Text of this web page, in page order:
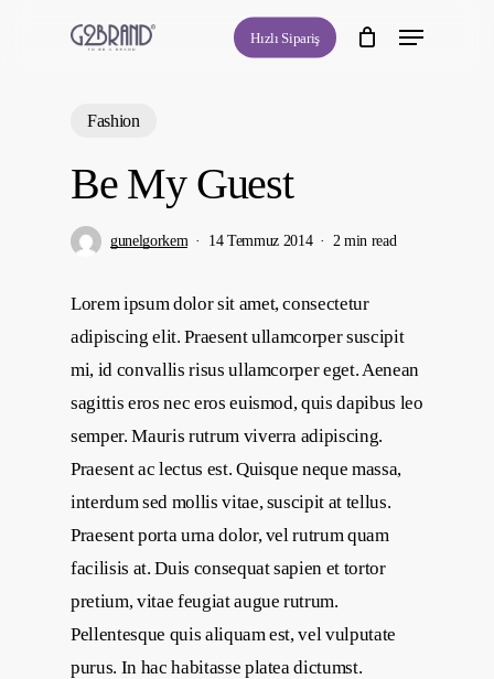
Hızlı Sipariş
Menu
Fashion
Be My Guest
gunelgorkem 14 Temmuz 2014 2 min read
Lorem ipsum dolor sit amet, consectetur
adipiscing elit. Praesent ullamcorper suscipit
mi, id convallis risus ullamcorper eget. Aenean
sagittis eros nec eros euismod, quis dapibus leo
semper. Mauris rutrum viverra adipiscing.
Praesent ac lectus est. Quisque neque massa,
interdum sed mollis vitae, suscipit at tellus.
Praesent porta urna dolor, vel rutrum quam
facilisis at. Duis consequat sapien et tortor
pretium, vitae feugiat augue rutrum.
Pellentesque quis aliquam est, vel vulputate
purus. In hac habitasse platea dictumst.